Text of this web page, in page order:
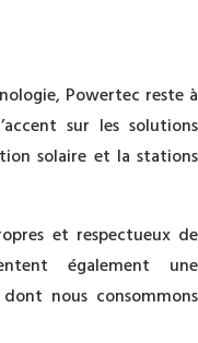
Powertec reste à
sur les solutions
solaire et la stations
et respectueux de
également une
nous consommons